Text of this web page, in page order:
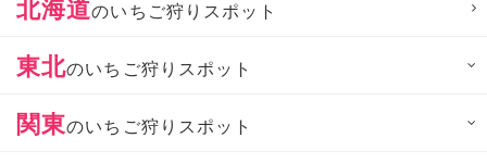
北海道のいちご狩りスポット
東北のいちご狩りスポット
関東のいちご狩りスポット